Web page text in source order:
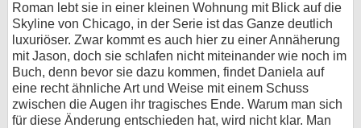
Roman lebt sie in einer kleinen Wohnung mit Blick auf die
Skyline von Chicago, in der Serie ist das Ganze deutlich
luxuriöser. Zwar kommt es auch hier zu einer Annäherung
mit Jason, doch sie schlafen nicht miteinander wie noch im
Buch, denn bevor sie dazu kommen, findet Daniela auf
eine recht ähnliche Art und Weise mit einem Schuss
zwischen die Augen ihr tragisches Ende. Warum man sich
für diese Änderung entschieden hat, wird nicht klar. Man